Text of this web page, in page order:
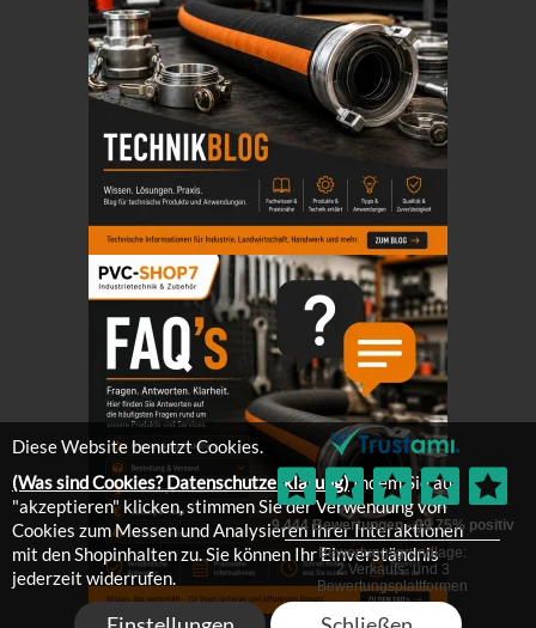
Diese Website benutzt Cookies.
(Was sind Cookies? Datenschutzerklärung)Indem Sie auf
"akzeptieren" klicken, stimmen Sie der Verwendung von
Cookies zum Messen und Analysieren Ihrer Interaktionen
mit den Shopinhalten zu. Sie können Ihr Einverständnis
jederzeit widerrufen.